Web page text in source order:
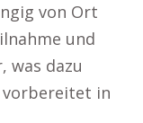
von Ort
und
was dazu
in